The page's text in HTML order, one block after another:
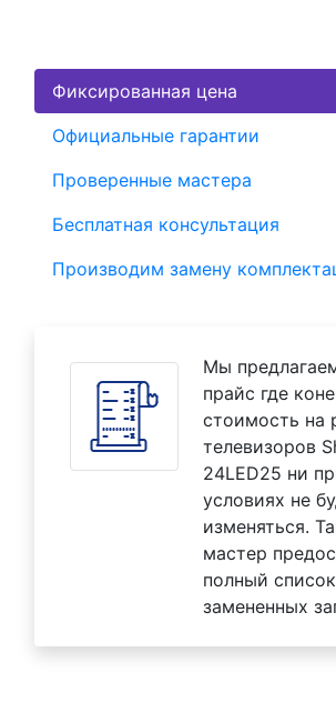
Фиксированная цена
Официальные гарантии
Проверенные мастера
Бесплатная консультация
Производим замену
Мы
прайс где
стоимость на
телевизоров
24LED25 ни
условиях не
изменяться.
мастер
полный список
замененных